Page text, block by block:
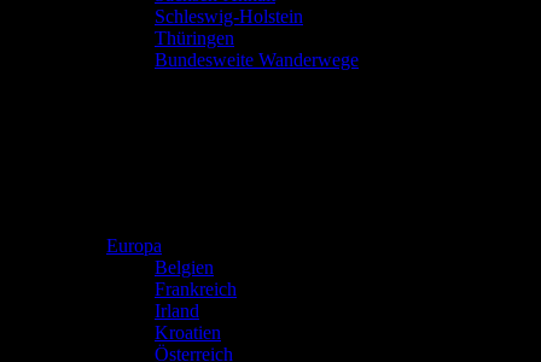
Schleswig-Holstein
Thüringen
Bundesweite Wanderwege
Europa
Belgien
Frankreich
Irland
Kroatien
Österreich